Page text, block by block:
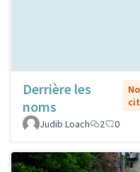
Derrière les
noms
Judib Loach
2 0